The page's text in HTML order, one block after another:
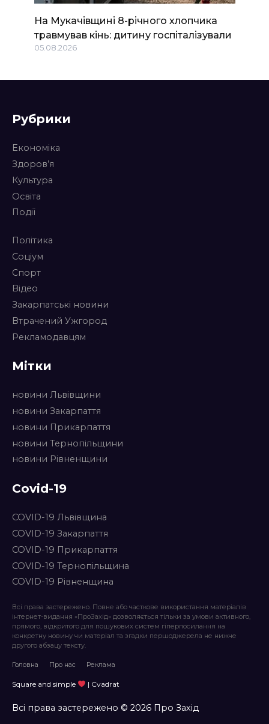
На Мукачівщині 8-річного хлопчика
травмував кінь: дитину госпіталізували
05.08.2026
Рубрики
Економіка
Здоров’я
Культура
Освіта
Події
Політика
Соціум
Спорт
Відео
Закарпатські новини
Втрачений Ужгород
Рекламодавцям
Мітки
новини Львівщини
новини Закарпаття
новини Прикарпаття
новини Тернопільщини
новини Рівненщини
Covid-19
COVID-19 Львівщина
COVID-19 Закарпаття
COVID-19 Прикарпаття
COVID-19 Тернопільщина
COVID-19 Рівненщина
Всі права застережено. Повне або часткове використання матеріалів
інтернет-видання «ПроЗахід» дозволяється тільки за умови активного,
прямого, відкритого для пошукових систем гіперпосилання на
конкретну новину чи матеріал та згадки першоджерела не нижче
другого абзацу тексту.
Головна Про нас Реклама
Square and simple | Cvadrat
Всі права застережено © 2026 Про Захід